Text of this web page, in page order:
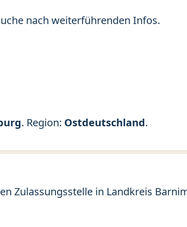
nach weiterführenden Infos.
. Region: Ostdeutschland.
Zulassungsstelle in Landkreis